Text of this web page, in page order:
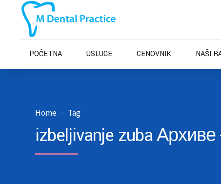
POČETNA USLUGE CENOVNIK NAŠI
Home Tag
izbeljivanje zuba